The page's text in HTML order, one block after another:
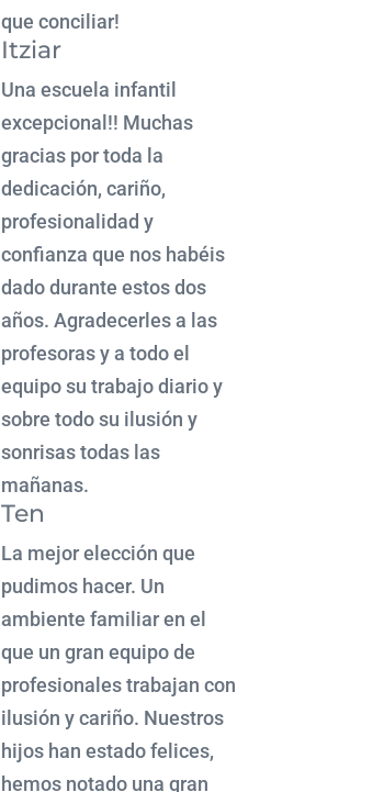
que conciliar!
Itziar
Una escuela infantil
excepcional!! Muchas
gracias por toda la
dedicación, cariño,
profesionalidad y
confianza que nos habéis
dado durante estos dos
años. Agradecerles a las
profesoras y a todo el
equipo su trabajo diario y
sobre todo su ilusión y
sonrisas todas las
mañanas.
Ten
La mejor elección que
pudimos hacer. Un
ambiente familiar en el
que un gran equipo de
profesionales trabajan con
ilusión y cariño. Nuestros
hijos han estado felices,
hemos notado una gran